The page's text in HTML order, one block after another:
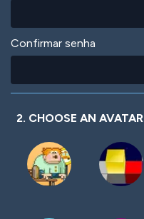
Confirmar senha
2. CHOOSE AN AVATAR